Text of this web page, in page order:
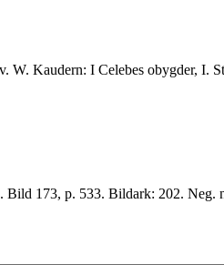
W. Kaudern: I Celebes obygder, I.
Bild 173, p. 533. Bildark: 202. Neg.